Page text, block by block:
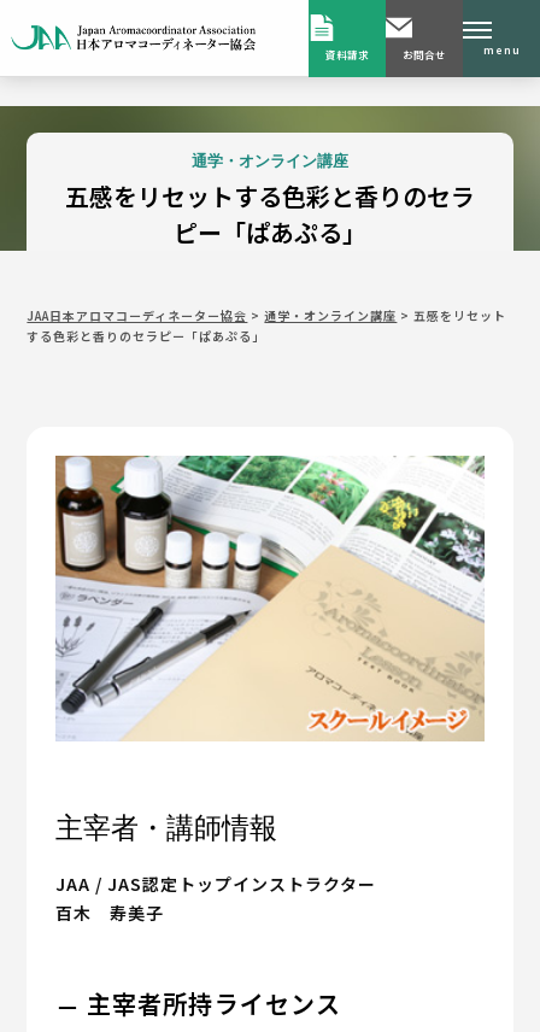
資料請求 お問合せ menu
通学・オンライン講座
五感をリセットする色彩と香りのセラ
ピー「ぱあぷる」
JAA日本アロマコーディネーター協会 >通学・オンライン講座 > 五感をリセット
する色彩と香りのセラピー「ぱあぷる」
主宰者・講師情報
JAA / JAS認定トップインストラクター
百木 寿美子
主宰者所持ライセンス